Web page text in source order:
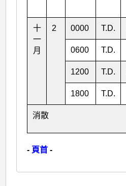
十
一
月
2 0000 T.D.
0600 T.D.
1200 T.D.
1800 T.D.
消散
- 頁首 -